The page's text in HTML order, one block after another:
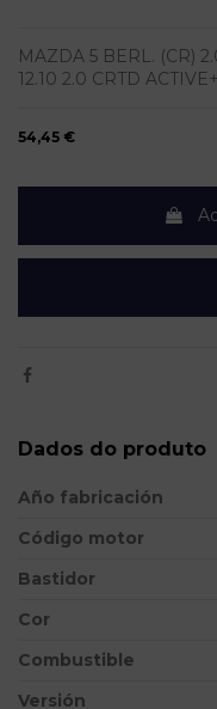
MAZDA 5 BERL. (CR)
12.10 2.0 CRTD
54,45 €
Dados do produto
Año fabricación
Código motor
Bastidor
Cor
Combustible
Versión